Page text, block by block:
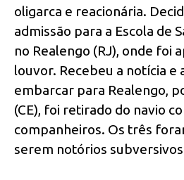
oligarca e reacionária.
admissão para a Escola de
no Realengo (RJ), onde foi
louvor. Recebeu a notícia e
embarcar para Realengo,
(CE), foi retirado do navio
companheiros. Os três
serem notórios